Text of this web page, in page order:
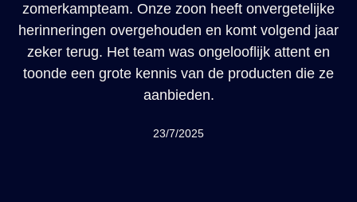
zomerkampteam. Onze zoon heeft onvergetelijke
herinneringen overgehouden en komt volgend jaar
zeker terug. Het team was ongelooflijk attent en
toonde een grote kennis van de producten die ze
aanbieden.
23/7/2025